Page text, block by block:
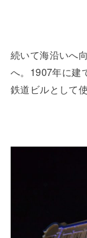
続いて海沿いへ
へ。1907年に建
鉄道ビルとして